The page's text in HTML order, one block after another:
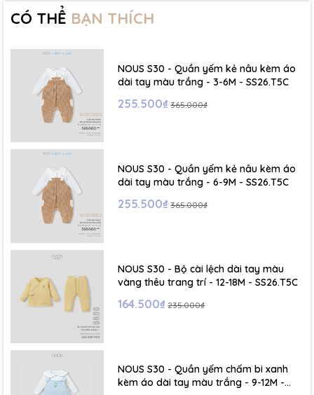
15Kg
17Kg
- Size 4 - 5Y: ( Viết tắt: 4Y) chiều cao: 107 - 114cm ~ cân nặng: 17
- Size 5 - 6Y: ( Viết tắt: 5Y) chiều cao: 114 - 122cm ~ cân nặng: 19
☁️ Bảng Size Mũ, Giày và Phụ kiện :
- NB : Dưới 6 kg
- Size S: 0-6 tháng
- Size M : 6-12 tháng
- Size L : 12-24 tháng
- Size XL :2- 6 tuổi
CÓ THỂ BẠN THÍCH
NOUS S30 - Quần yếm kẻ nâu kèm áo
dài tay màu trắng - 3-6M - SS26.T5C
255.500₫ 365.000₫
NOUS S30 - Quần yếm kẻ nâu kèm áo
dài tay màu trắng - 6-9M - SS26.T5C
255.500₫ 365.000₫
NOUS S30 - Bộ cài lệch dài tay màu
vàng thêu trang trí - 12-18M - SS26.T5C
164.500₫ 235.000₫
NOUS S30 - Quần yếm chấm bi xanh
kèm áo dài tay màu trắng - 9-12M -